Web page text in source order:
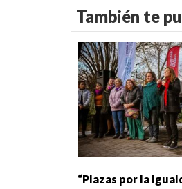
También te
“Plazas por la